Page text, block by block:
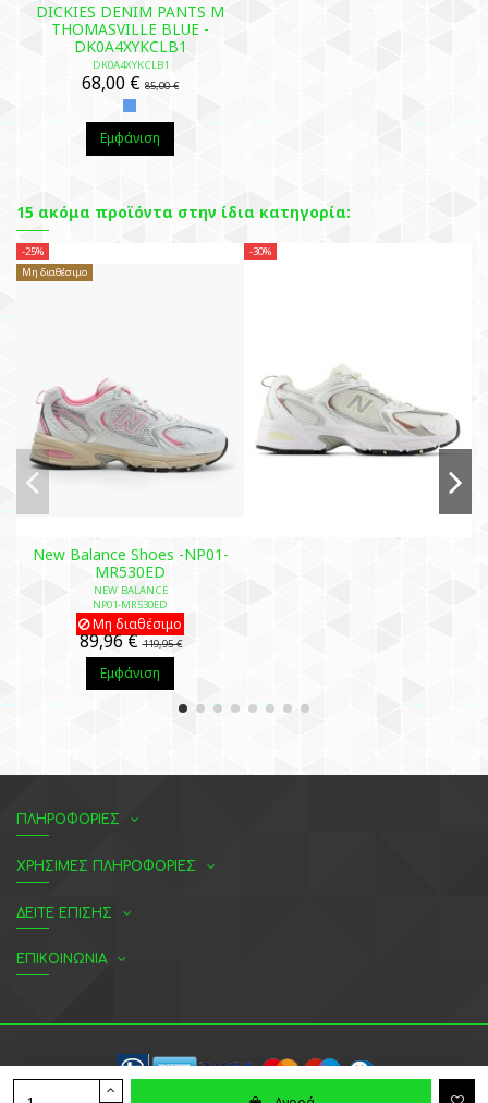
DICKIES DENIM PANTS M
THOMASVILLE BLUE -
DK0A4XYKCLB1
DK0A4XYKCLB1
68,00 € 85,00 €
Εμφάνιση
15 ακόμα προϊόντα στην ίδια κατηγορία:
-25%
Μη διαθέσιμο
New Balance Shoes -NP01-
MR530ED
NEW BALANCE
NP01-MR530ED
Μη διαθέσιμο
89,96 €119,95 €
Εμφάνιση
-30%
ΠΛΗΡΟΦΟΡΙΕΣ
ΧΡΗΣΙΜΕΣ ΠΛΗΡΟΦΟΡΙΕΣ
ΔΕΙΤΕ ΕΠΙΣΗΣ
ΕΠΙΚΟΙΝΩΝΙΑ